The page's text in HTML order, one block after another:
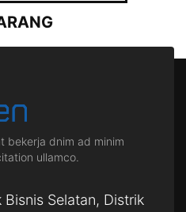
bekerja dnim ad minim
ullamco.
Selatan, Distrik